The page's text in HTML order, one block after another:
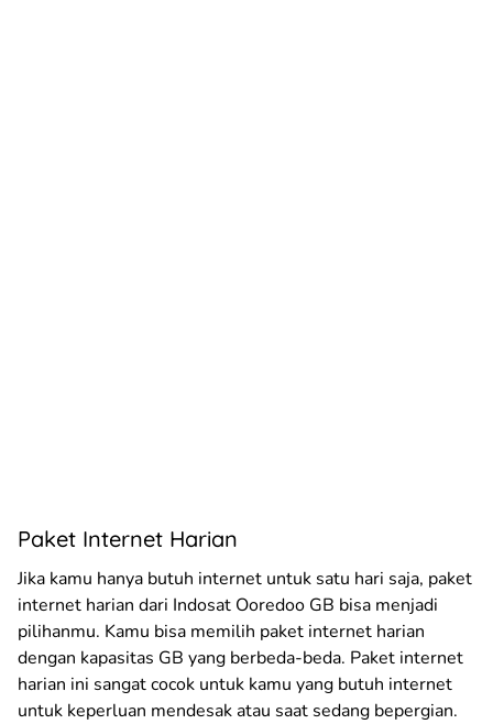
Paket Internet Harian
Jika kamu hanya butuh internet untuk satu hari saja, paket
internet harian dari Indosat Ooredoo GB bisa menjadi
pilihanmu. Kamu bisa memilih paket internet harian
dengan kapasitas GB yang berbeda-beda. Paket internet
harian ini sangat cocok untuk kamu yang butuh internet
untuk keperluan mendesak atau saat sedang bepergian.